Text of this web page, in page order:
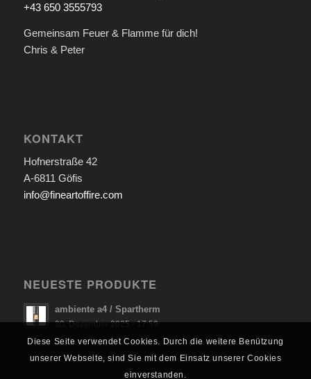
+43 650 3555793
Gemeinsam Feuer & Flamme für dich!
Chris & Peter
KONTAKT
Hofnerstraße 42
A-6811 Göfis
info@fineartoffire.com
NEUESTE PRODUKTE
ambiente a4 / Spartherm
30. Dezember 2025 - 17:59
Diese Seite verwendet Cookies. Durch die weitere Benützung
unserer Webseite, sind Sie mit dem Einsatz unserer Cookies
einverstanden.